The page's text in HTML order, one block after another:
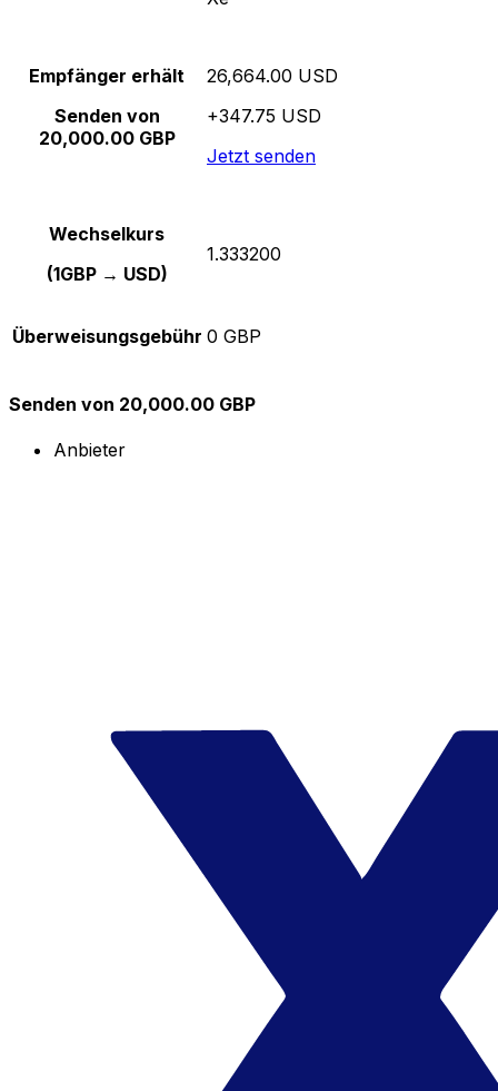
Empfänger erhält
Senden von
20,000.00 GBP
26,664.00 USD
+347.75 USD
Jetzt senden
Wechselkurs
(1GBP → USD)
1.333200
Überweisungsgebühr 0 GBP
Senden von 20,000.00 GBP
Anbieter